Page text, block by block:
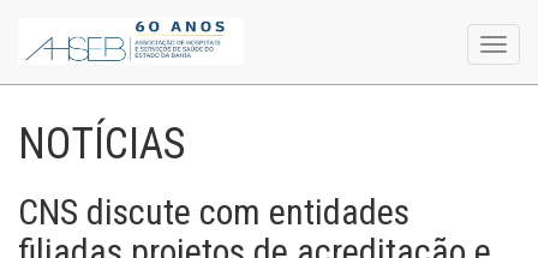
NOTÍCIAS
CNS discute com entidades